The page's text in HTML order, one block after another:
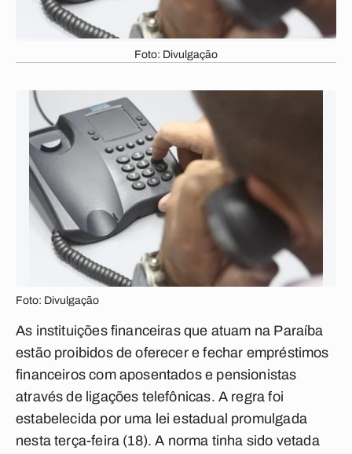
Foto: Divulgação
Foto: Divulgação
As instituições financeiras que atuam na Paraíba
estão proibidos de oferecer e fechar empréstimos
financeiros com aposentados e pensionistas
através de ligações telefônicas. A regra foi
estabelecida por uma lei estadual promulgada
nesta terça-feira (18). A norma tinha sido vetada